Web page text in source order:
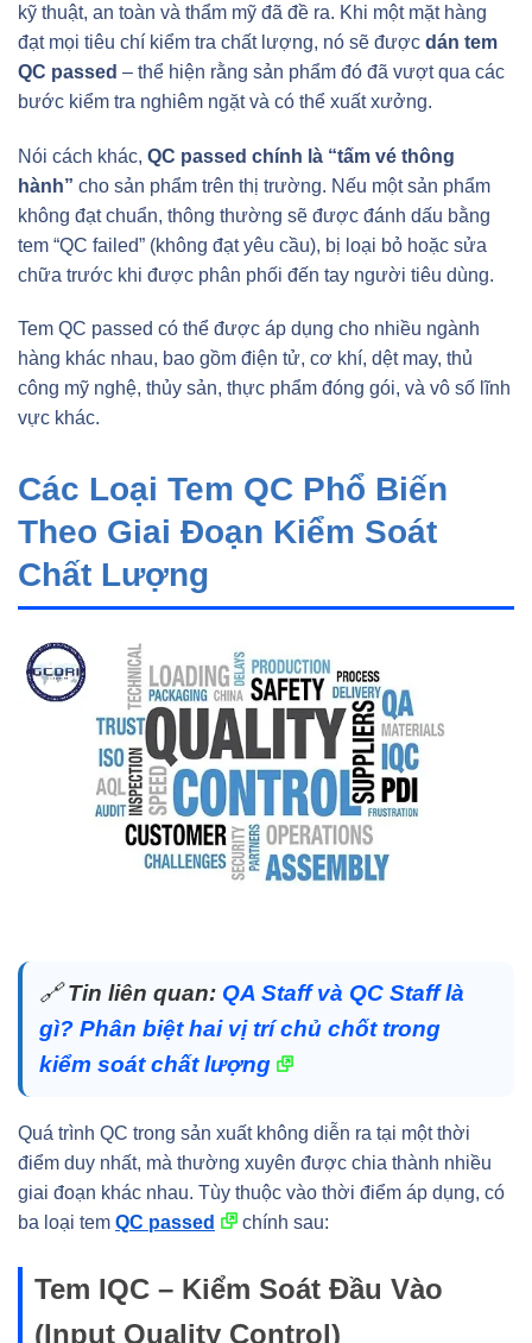
kỹ thuật, an toàn và thẩm mỹ đã đề ra. Khi một mặt hàng
đạt mọi tiêu chí kiểm tra chất lượng, nó sẽ được dán tem
QC passed – thể hiện rằng sản phẩm đó đã vượt qua các
bước kiểm tra nghiêm ngặt và có thể xuất xưởng.
Nói cách khác, QC passed chính là “tấm vé thông
hành” cho sản phẩm trên thị trường. Nếu một sản phẩm
không đạt chuẩn, thông thường sẽ được đánh dấu bằng
tem “QC failed” (không đạt yêu cầu), bị loại bỏ hoặc sửa
chữa trước khi được phân phối đến tay người tiêu dùng.
Tem QC passed có thể được áp dụng cho nhiều ngành
hàng khác nhau, bao gồm điện tử, cơ khí, dệt may, thủ
công mỹ nghệ, thủy sản, thực phẩm đóng gói, và vô số lĩnh
vực khác.
Các Loại Tem QC Phổ Biến
Theo Giai Đoạn Kiểm Soát
Chất Lượng
🔗Tin liên quan: QA Staff và QC Staff là
gì? Phân biệt hai vị trí chủ chốt trong
kiểm soát chất lượng
Quá trình QC trong sản xuất không diễn ra tại một thời
điểm duy nhất, mà thường xuyên được chia thành nhiều
giai đoạn khác nhau. Tùy thuộc vào thời điểm áp dụng, có
ba loại tem QC passed chính sau:
Tem IQC – Kiểm Soát Đầu Vào
(Input Quality Control)